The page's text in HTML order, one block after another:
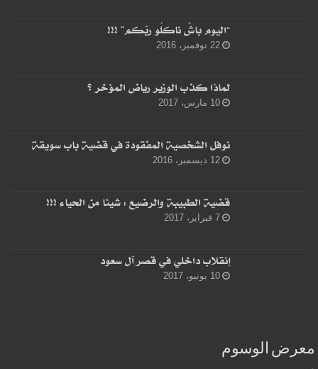
“اليوم باشْ ناكلُو ربّكم” !!!
22 نوفمبر، 2016
لماذا كذب الوزير رياض المؤخر ؟
10 مارس، 2017
نوفل الشخصية المفقودة في قضية باب سويقة
12 ديسمبر، 2016
قضية الطبيبة والرضيع : شيئا من الحياء !!!
7 فبراير، 2017
إنقلاب داخلي في قصر آل سعود
10 يونيو، 2017
معرض الوسوم